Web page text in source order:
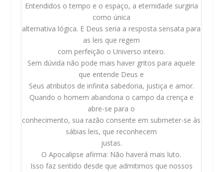
Entendidos o tempo e o espaço, a eternidade surgiria
como única
alternativa lógica. E Deus seria a resposta sensata para
as leis que regem
com perfeição o Universo inteiro.
Sem dúvida não pode mais haver gritos para aquele
que entende Deus e
Seus atributos de infinita sabedoria, justiça e amor.
Quando o homem abandona o campo da crença e
abre-se para o
conhecimento, sua razão consente em submeter-se às
sábias leis, que reconhecem
justas.
O Apocalipse afirma: Não haverá mais luto.
Isso faz sentido desde que admitimos que nossos